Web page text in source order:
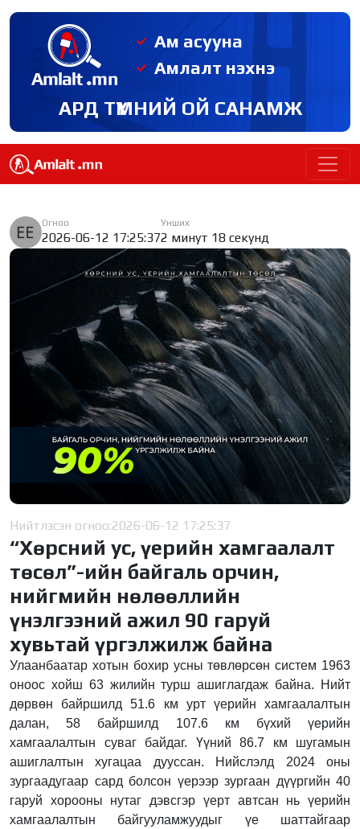
Ам асууна
Амлалт нэхнэ
АРД ТҮМНИЙ ОЙ САНАМЖ
Огноо
2026-06-12 17:25:37
Унших
2 минут 18 секунд
Нийтлэсэн огноо:2026-06-12 17:25:37
“Хөрсний ус, үерийн хамгаалалт
төсөл”-ийн байгаль орчин,
нийгмийн нөлөөллийн
үнэлгээний ажил 90 гаруй
хувьтай үргэлжилж байна
Улаанбаатар хотын бохир усны төвлөрсөн систем 1963
оноос хойш 63 жилийн турш ашиглагдаж байна. Нийт
дөрвөн байршилд 51.6 км урт үерийн хамгаалалтын
далан, 58 байршилд 107.6 км бүхий үерийн
хамгаалалтын суваг байдаг. Үүний 86.7 км шугамын
ашиглалтын хугацаа дууссан. Нийслэлд 2024 оны
зургаадугаар сард болсон үерээр зургаан дүүргийн 40
гаруй хорооны нутаг дэвсгэр үерт автсан нь үерийн
хамгаалалтын байгууламжуудыг үе шаттайгаар